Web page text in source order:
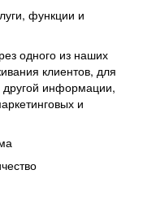
функции и
одного из наших
клиентов, для
другой информации,
и